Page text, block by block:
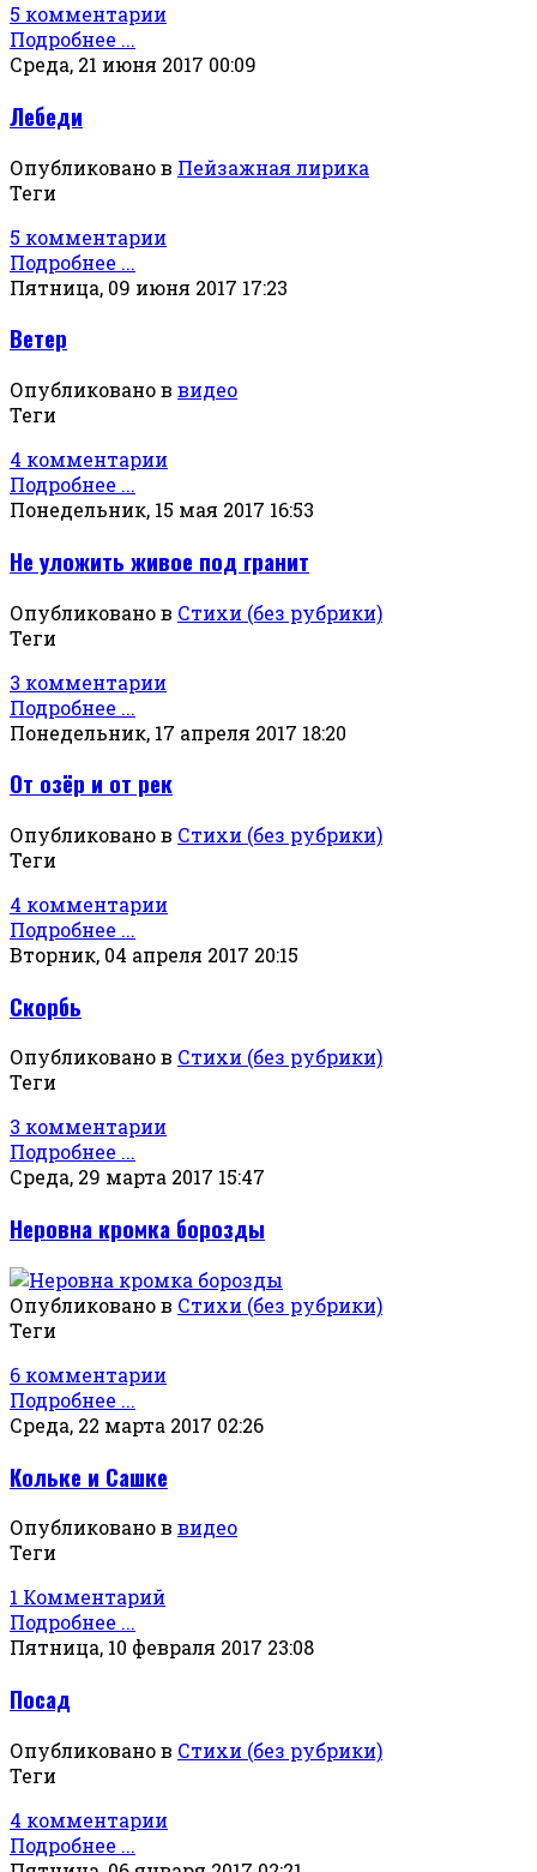
5 комментарии
Подробнее ...
Среда, 21 июня 2017 00:09
Лебеди
Опубликовано в Пейзажная лирика
Теги
5 комментарии
Подробнее ...
Пятница, 09 июня 2017 17:23
Ветер
Опубликовано в видео
Теги
4 комментарии
Подробнее ...
Понедельник, 15 мая 2017 16:53
Не уложить живое под гранит
Опубликовано в Стихи (без рубрики)
Теги
3 комментарии
Подробнее ...
Понедельник, 17 апреля 2017 18:20
От озёр и от рек
Опубликовано в Стихи (без рубрики)
Теги
4 комментарии
Подробнее ...
Вторник, 04 апреля 2017 20:15
Скорбь
Опубликовано в Стихи (без рубрики)
Теги
3 комментарии
Подробнее ...
Среда, 29 марта 2017 15:47
Неровна кромка борозды
Опубликовано в Стихи (без рубрики)
Теги
6 комментарии
Подробнее ...
Среда, 22 марта 2017 02:26
Кольке и Сашке
Опубликовано в видео
Теги
1 Комментарий
Подробнее ...
Пятница, 10 февраля 2017 23:08
Посад
Опубликовано в Стихи (без рубрики)
Теги
4 комментарии
Подробнее ...